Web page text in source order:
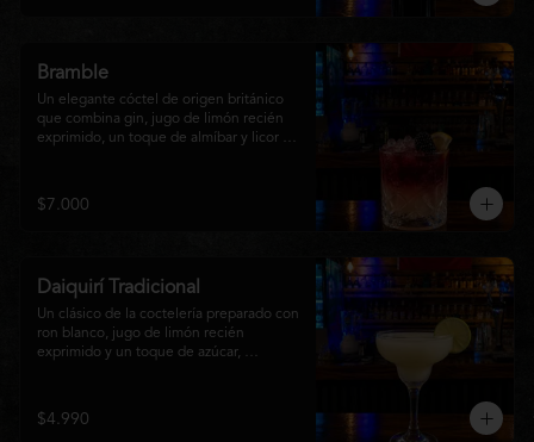
Bramble
Un elegante cóctel de origen británico
que combina gin, jugo de limón recién
exprimido, un toque de almíbar y licor de
dulzor y acidez, es una opción sofisticada
para disfrutar en cualquier momento y
$7.000
Daiquirí Tradicional
Un clásico de la coctelería preparado con
ron blanco, jugo de limón recién
exprimido y un toque de azúcar,
cóctel equilibrado, de notas cítricas y
sabor intenso, perfecto para disfrutar en
$4.990